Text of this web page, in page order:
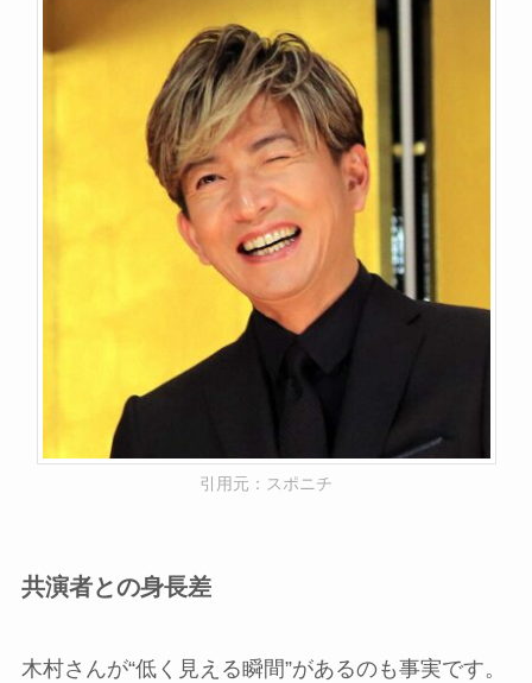
引用元：スポニチ
共演者との身長差
木村さんが“低く見える瞬間”があるのも事実です。